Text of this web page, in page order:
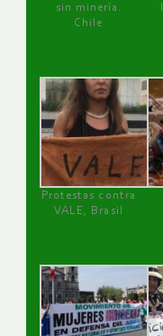
sin minería.
Chile
Protestas contra
VALE, Brasil